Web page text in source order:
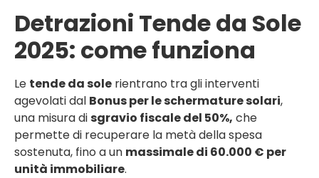
Detrazioni Tende da Sole
2025: come funziona
Le tende da sole rientrano tra gli interventi
agevolati dal Bonus per le schermature solari,
una misura disgravio fiscale del 50%, che
permette di recuperare la metà della spesa
sostenuta, fino a un massimale di 60.000 € per
unità immobiliare.